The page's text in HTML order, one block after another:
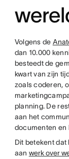
Volgens de
dan 10.000
besteedt de
kwart van zijn
zoals coderen,
planning. De
aan het
documenten en
Dit betekent
aan werk over